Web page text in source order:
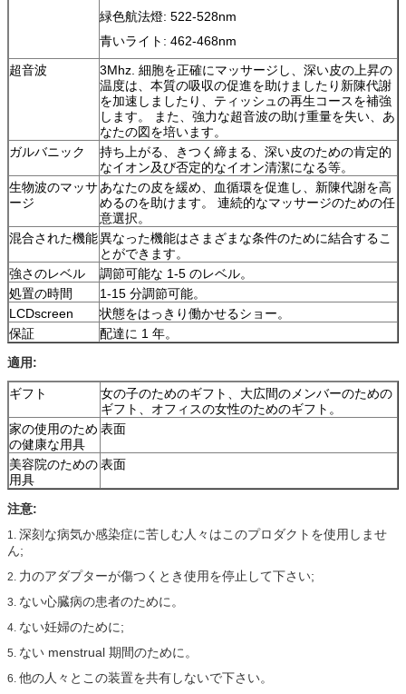
緑色航法燈: 522-528nm
青いライト: 462-468nm
超音波
3Mhz. 細胞を正確にマッサージし、深い皮の上昇の
温度は、本質の吸収の促進を助けましたり新陳代謝
を加速しましたり、ティッシュの再生コースを補強
します。 また、強力な超音波の助け重量を失い、あ
なたの図を培います。
ガルバニック
持ち上がる、きつく締まる、深い皮のための肯定的
なイオン及び否定的なイオン清潔になる等。
生物波のマッサ
ージ
あなたの皮を緩め、血循環を促進し、新陳代謝を高
めるのを助けます。 連続的なマッサージのための任
意選択。
混合された機能異なった機能はさまざまな条件のために結合するこ
とができます。
強さのレベル
調節可能な 1-5 のレベル。
処置の時間
1-15 分調節可能。
LCDscreen
状態をはっきり働かせるショー。
保証
配達に 1 年。
適用:
ギフト
女の子のためのギフト、大広間のメンバーのための
ギフト、オフィスの女性のためのギフト。
家の使用のため
の健康な用具
表面
美容院のための
用具
表面
注意:
1. 深刻な病気か感染症に苦しむ人々はこのプロダクトを使用しませ
ん;
2. 力のアダプターが傷つくとき使用を停止して下さい;
3. ない心臓病の患者のために。
4. ない妊婦のために;
5. ない menstrual 期間のために。
6. 他の人々とこの装置を共有しないで下さい。